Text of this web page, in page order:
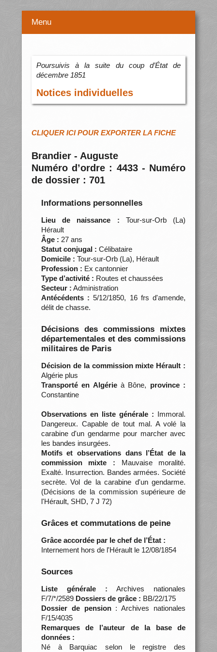
Menu
Poursuivis à la suite du coup d’État de
décembre 1851
Notices individuelles
CLIQUER ICI POUR EXPORTER LA FICHE
Brandier - Auguste
Numéro d’ordre : 4433 - Numéro
de dossier : 701
Informations personnelles
Lieu de naissance : Tour-sur-Orb (La)
Hérault
Âge : 27 ans
Statut conjugal : Célibataire
Domicile : Tour-sur-Orb (La), Hérault
Profession : Ex cantonnier
Type d’activité : Routes et chaussées
Secteur : Administration
Antécédents : 5/12/1850, 16 frs d'amende,
délit de chasse.
Décisions des commissions mixtes
départementales et des commissions
militaires de Paris
Décision de la commission mixte Hérault :
Algérie plus
Transporté en Algérieà Bône, province :
Constantine
Observations en liste générale : Immoral.
Dangereux. Capable de tout mal. A volé la
carabine d'un gendarme pour marcher avec
les bandes insurgées.
Motifs et observations dans l’État de la
commission mixte : Mauvaise moralité.
Exalté. Insurrection. Bandes armées. Société
secrète. Vol de la carabine d'un gendarme.
(Décisions de la commission supérieure de
l'Hérault, SHD, 7 J 72)
Grâces et commutations de peine
Grâce accordée par le chef de l’État :
Internement hors de l'Hérault le 12/08/1854
Sources
Liste générale : Archives nationales
F/7/*/2589 Dossiers de grâce : BB/22/175
Dossier de pension: Archives nationales
F/15/4035
Remarques de l’auteur de la base de
données :
Né à Barquiac selon le registre des